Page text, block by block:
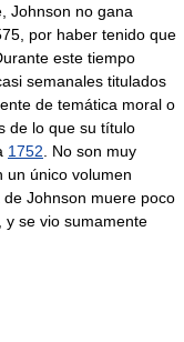
Johnson no gana
por haber tenido que
este tiempo
semanales titulados
de temática moral o
de lo que su título
1752 . No son muy
un único volumen
Johnson muere poco
y se vio sumamente